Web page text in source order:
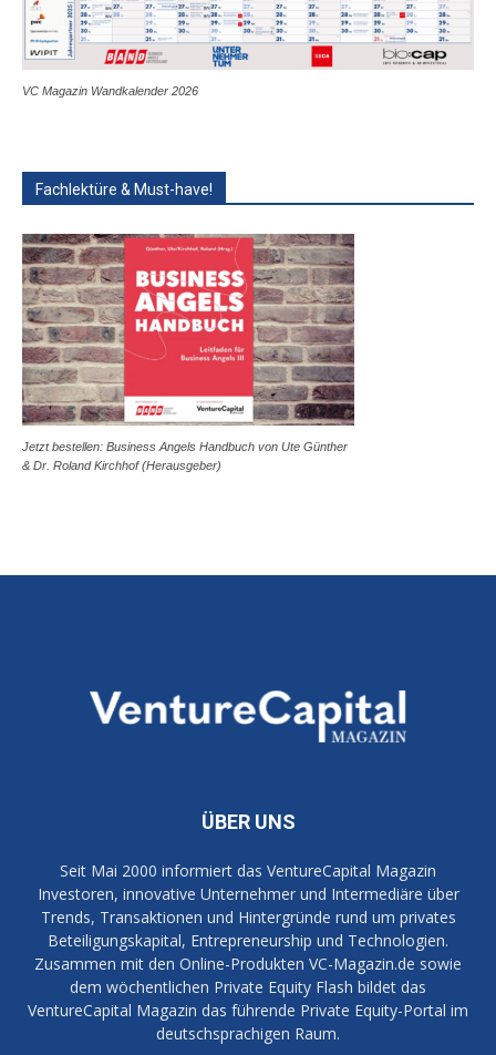
VC Magazin Wandkalender 2026
Fachlektüre & Must-have!
Jetzt bestellen: Business Angels Handbuch von Ute Günther
& Dr. Roland Kirchhof (Herausgeber)
ÜBER UNS
Seit Mai 2000 informiert das VentureCapital Magazin
Investoren, innovative Unternehmer und Intermediäre über
Trends, Transaktionen und Hintergründe rund um privates
Beteiligungskapital, Entrepreneurship und Technologien.
Zusammen mit den Online-Produkten VC-Magazin.de sowie
dem wöchentlichen Private Equity Flash bildet das
VentureCapital Magazin das führende Private Equity-Portal im
deutschsprachigen Raum.